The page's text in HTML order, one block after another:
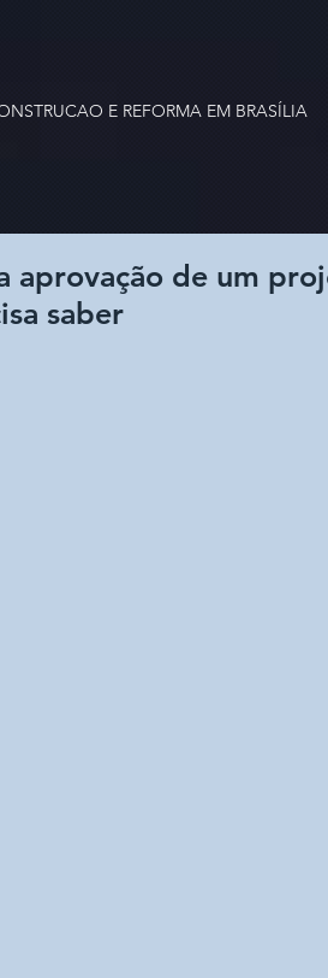
E REFORMA EM BRASÍLIA
aprovação de um
saber